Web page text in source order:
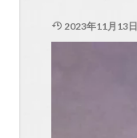
2023年11月13日